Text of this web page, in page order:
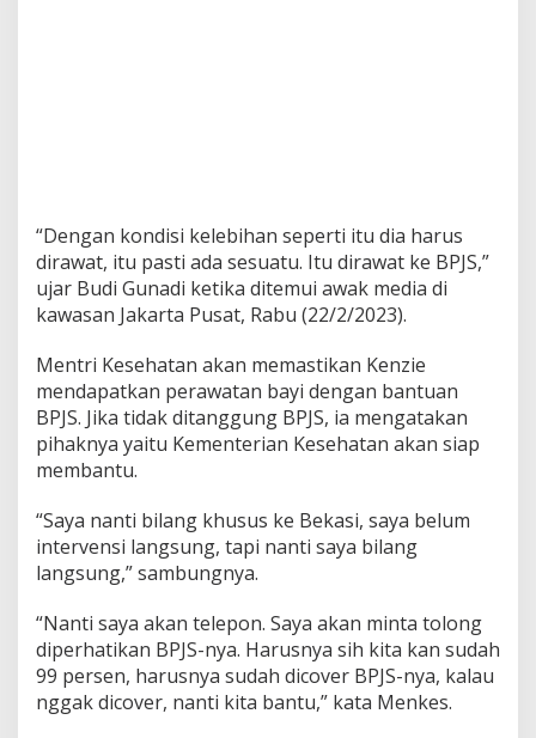
“Dengan kondisi kelebihan seperti itu dia harus
dirawat, itu pasti ada sesuatu. Itu dirawat ke BPJS,”
ujar Budi Gunadi ketika ditemui awak media di
kawasan Jakarta Pusat, Rabu (22/2/2023).
Mentri Kesehatan akan memastikan Kenzie
mendapatkan perawatan bayi dengan bantuan
BPJS. Jika tidak ditanggung BPJS, ia mengatakan
pihaknya yaitu Kementerian Kesehatan akan siap
membantu.
“Saya nanti bilang khusus ke Bekasi, saya belum
intervensi langsung, tapi nanti saya bilang
langsung,” sambungnya.
“Nanti saya akan telepon. Saya akan minta tolong
diperhatikan BPJS-nya. Harusnya sih kita kan sudah
99 persen, harusnya sudah dicover BPJS-nya, kalau
nggak dicover, nanti kita bantu,” kata Menkes.